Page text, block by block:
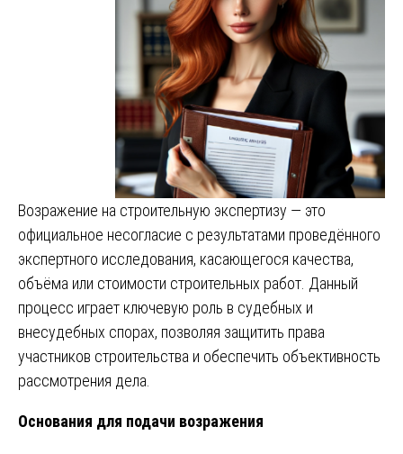
Возражение на строительную экспертизу — это
официальное несогласие с результатами проведённого
экспертного исследования, касающегося качества,
объёма или стоимости строительных работ. Данный
процесс играет ключевую роль в судебных и
внесудебных спорах, позволяя защитить права
участников строительства и обеспечить объективность
рассмотрения дела.
Основания для подачи возражения